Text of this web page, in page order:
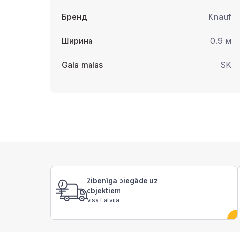
Бренд Knauf
Ширина 0.9 м
Gala malas SK
Zibenīga piegāde uz
objektiem
Visā Latvijā